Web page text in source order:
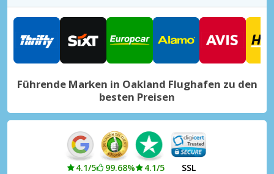
Führende Marken in Oakland Flughafen zu den
besten Preisen
4.1/5 99.68% 4.1/5 SSL